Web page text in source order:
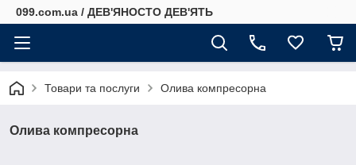
099.com.ua / ДЕВ'ЯНОСТО ДЕВ'ЯТЬ
Товари та послуги Олива компресорна
Олива компресорна